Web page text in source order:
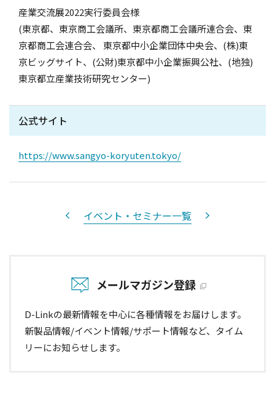
産業交流展2022実行委員会様
(東京都、東京商工会議所、東京都商工会議所連合会、東
京都商工会連合会、 東京都中小企業団体中央会、(株)東
京ビッグサイト、(公財)東京都中小企業振興公社、(地独)
東京都立産業技術研究センター)
公式サイト
https://www.sangyo-koryuten.tokyo/
イベント・セミナー一覧
メールマガジン登録
D-Linkの最新情報を中心に各種情報をお届けします。
新製品情報/イベント情報/サポート情報など、タイム
リーにお知らせします。